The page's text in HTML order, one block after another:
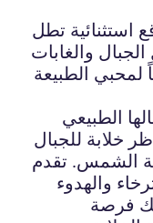
استثنائية تطل
والغابات
لمحبي الطبيعة
الطبيعي
خلابة للجبال
الشمس. تقدم
والهدوء
فرصة